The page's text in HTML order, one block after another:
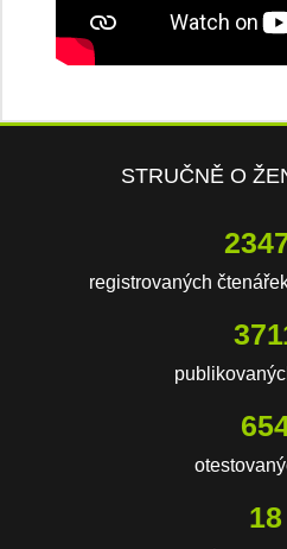
STRUČNĚ O
registrovaných
18